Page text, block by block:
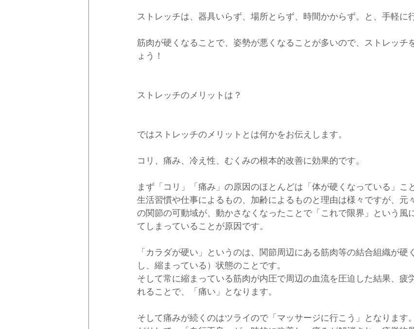
ストレッチは、器具いらず、場所とらず、時間かからず。と、手軽に
筋肉が硬くなることで、姿勢が悪くなることが多いので、ストレッチ
ょう！
ストレッチのメリットは？
ではストレッチのメリットとは何かをお伝えします。
コリ、痛み、冷え性、むくみの根本的改善に効果的です。
まず「コリ」「痛み」の原因のほとんどは「体が硬くなっている」こ
生活習慣や仕事によるもの、加齢によるものと理由は様々ですが、元
の関節の可動域が、動かさなくなったことで「これで限界」という風
てしまっていることが原因です。
「カラダが硬い」というのは、関節周辺にある筋肉等の結合組織が硬
し、縮まっている）状態のことです。
そして常に縮まっている筋肉が内圧で周辺の血流を圧迫した結果、疲
れることで、「痛い」となります。
そして痛みが続くのはツライので「マッサージに行こう」となります